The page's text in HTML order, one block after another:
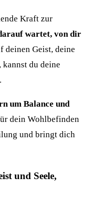
Kraft zur
wartet, von dir
deinen Geist, deine
du deine
um Balance und
dein Wohlbefinden
und bringt dich
und Seele,